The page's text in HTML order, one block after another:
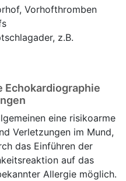
Vorhofthromben
z.B.
Echokardiographie
eine risikoarme
Verletzungen im Mund,
das Einführen der
auf das
Allergie möglich.